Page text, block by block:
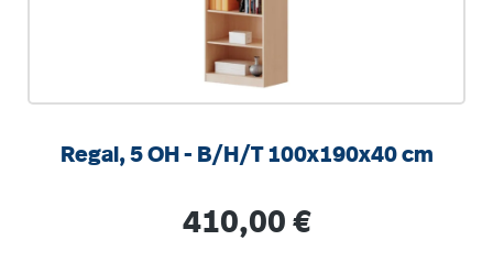
Regal, 5 OH - B/H/T 100x190x40 cm
Regulärer Preis:
410,00 €